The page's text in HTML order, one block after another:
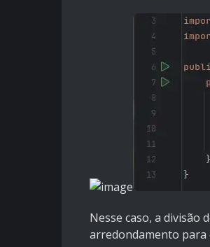
Nesse caso, a divisão
arredondamento para